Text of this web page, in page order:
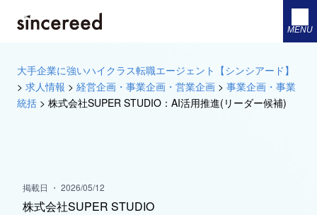
MENU
大手企業に強いハイクラス転職エージェント【シンシアード】
> 求人情報 > 経営企画・事業企画・営業企画 > 事業企画・事業
統括 > 株式会社SUPER STUDIO：AI活用推進(リーダー候補)
掲載日 ・ 2026/05/12
株式会社SUPER STUDIO